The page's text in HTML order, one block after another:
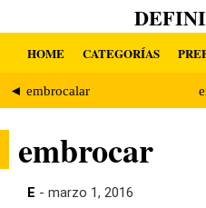
HOME CATEGORÍAS
◄ embrocalar
embrocar
E - marzo 1, 2016